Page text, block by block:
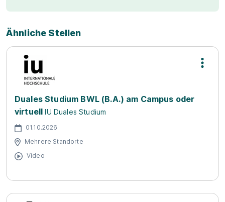
Ähnliche Stellen
Duales Studium BWL (B.A.) am Campus oder
virtuell IU Duales Studium
01.10.2026
Mehrere Standorte
Video